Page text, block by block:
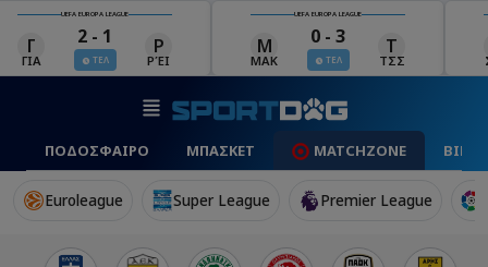
UEFA EUROPA LEAGUE
Μ
ΜΑΚ
0 - 3
ΤΕΛ
UEFA EUROPA LEAGUE
Σ
ΣΆΛ
0 - 0
ΤΕΛ
ΠΟΔΟΣΦΑΙΡΟ ΜΠΑΣΚΕΤ MATCHZONE
Euroleague Super League Premier League